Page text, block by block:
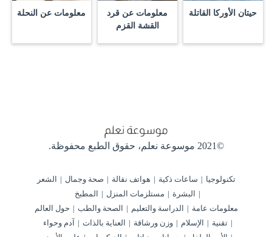
حيتان الأوركا القاتلة
معلومات عن قرد
القشة القزم
معلومات عن النحلة
©2021 موسوعة نعلم، حقوق الطبع محفوظة.
تكنولوجيا ساعات ذكية هواتف نقالة صحة وجمال
الشعر
البشرة
مستلزمات المنزل
المطبخ
معلومات عامة
الدراسة والتعليم الصحة والطب
حول العالم
تقنية
الإسلام وزن ورشاقة العناية بالذات
آدم وحواء